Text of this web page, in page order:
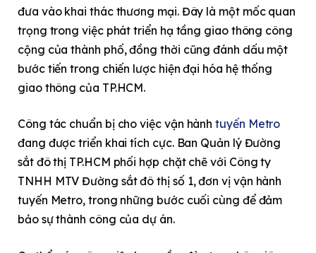
đưa vào khai thác thương mại. Đây là một mốc quan
trọng trong việc phát triển hạ tầng giao thông công
cộng của thành phố, đồng thời cũng đánh dấu một
bước tiến trong chiến lược hiện đại hóa hệ thống
giao thông của TP.HCM.
Công tác chuẩn bị cho việc vận hànhtuyến Metro
đang được triển khai tích cực. Ban Quản lý Đường
sắt đô thị TP.HCM phối hợp chặt chẽ với Công ty
TNHH MTV Đường sắt đô thị số 1, đơn vị vận hành
tuyến Metro, trong những bước cuối cùng để đảm
bảo sự thành công của dự án.